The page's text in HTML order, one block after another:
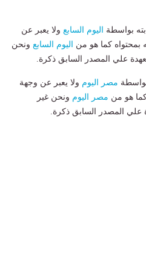
بواسطة اليوم السابع ولا يعبر عن
بمحتواه كما هو من اليوم السابع ونحن
علي المصدر السابق ذكرة.
مصر اليوم ولا يعبر عن وجهة
كما هو من مصر اليوم ونحن غير
علي المصدر السابق ذكرة.